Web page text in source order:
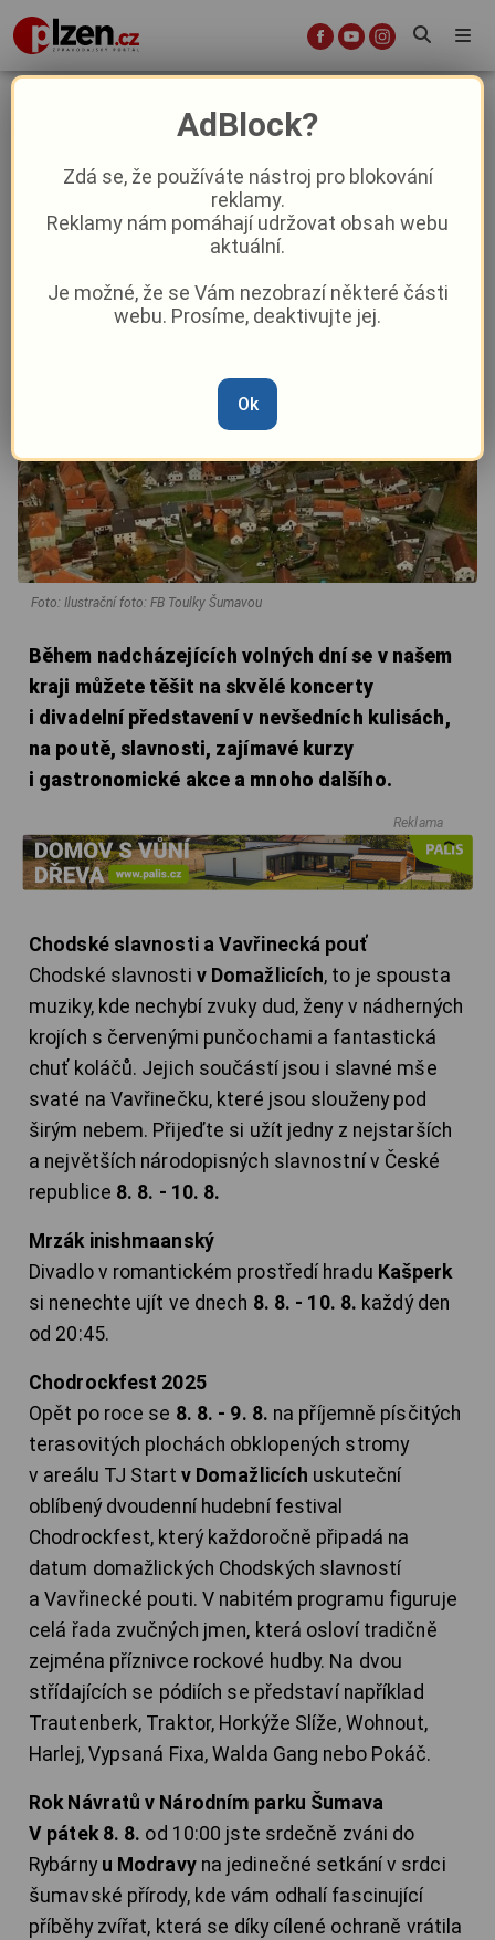
Co přináší druhý srpnový víkend?
Aktuality Kultura Z kraje
Peggy Kýrová–8. 8. 2025|04:32
Foto: Ilustrační foto: FB Toulky Šumavou
Během nadcházejících volných dní se v našem
kraji můžete těšit na skvělé koncerty
i divadelní představení v nevšedních kulisách,
na poutě, slavnosti, zajímavé kurzy
i gastronomické akce a mnoho dalšího.
Reklama
Chodské slavnosti a Vavřinecká pouť
Chodské slavnosti v Domažlicích, to je spousta
muziky, kde nechybí zvuky dud, ženy v nádherných
krojích s červenými punčochami a fantastická
chuť koláčů. Jejich součástí jsou i slavné mše
svaté na Vavřinečku, které jsou slouženy pod
širým nebem. Přijeďte si užít jedny z nejstarších
a největších národopisných slavnostní v České
republice 8. 8. - 10. 8.
Mrzák inishmaanský
Divadlo v romantickém prostředí hradu Kašperk
si nenechte ujít ve dnech 8. 8. - 10. 8. každý den
od 20:45.
Chodrockfest 2025
Opět po roce se 8. 8. - 9. 8. na příjemně písčitých
terasovitých plochách obklopených stromy
v areálu TJ Start v Domažlicích uskuteční
oblíbený dvoudenní hudební festival
Chodrockfest, který každoročně připadá na
datum domažlických Chodských slavností
a Vavřinecké pouti. V nabitém programu figuruje
celá řada zvučných jmen, která osloví tradičně
zejména příznivce rockové hudby. Na dvou
střídajících se pódiích se představí například
Trautenberk, Traktor, Horkýže Slíže, Wohnout,
Harlej, Vypsaná Fixa, Walda Gang nebo Pokáč.
Rok Návratů v Národním parku Šumava
V pátek 8. 8. od 10:00 jste srdečně zváni do
Rybárny u Modravyna jedinečné setkání v srdci
šumavské přírody, kde vám odhalí fascinující
příběhy zvířat, která se díky cílené ochraně vrátila
AdBlock?
Zdá se, že používáte nástroj pro blokování
reklamy.
Reklamy nám pomáhají udržovat obsah webu
aktuální.
Je možné, že se Vám nezobrazí některé části
webu. Prosíme, deaktivujte jej.
Ok